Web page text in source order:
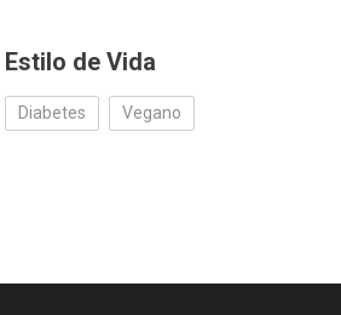
Estilo de Vida
Diabetes Vegano